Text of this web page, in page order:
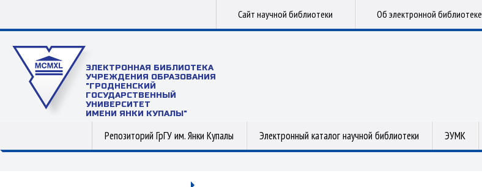
Сайт научной библиотеки Об электронной библиотеке
ЭЛЕКТРОННАЯ БИБЛИОТЕКА
УЧРЕЖДЕНИЯ ОБРАЗОВАНИЯ
"ГРОДНЕНСКИЙ
ГОСУДАРСТВЕННЫЙ
УНИВЕРСИТЕТ
ИМЕНИ ЯНКИ КУПАЛЫ"
Репозиторий ГрГУ им. Янки Купалы Электронный каталог научной библиотеки ЭУМК